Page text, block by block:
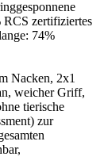
zertifiziertes
74%
Nacken, 2x1
weicher Griff,
tierische
zur